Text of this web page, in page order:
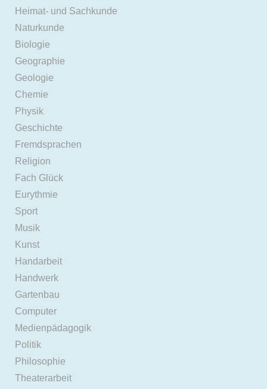
Heimat- und Sachkunde
Naturkunde
Biologie
Geographie
Geologie
Chemie
Physik
Geschichte
Fremdsprachen
Religion
Fach Glück
Eurythmie
Sport
Musik
Kunst
Handarbeit
Handwerk
Gartenbau
Computer
Medienpädagogik
Politik
Philosophie
Theaterarbeit